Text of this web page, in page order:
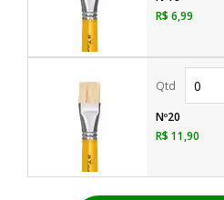
R$ 6,99
Nº20
R$ 11,90